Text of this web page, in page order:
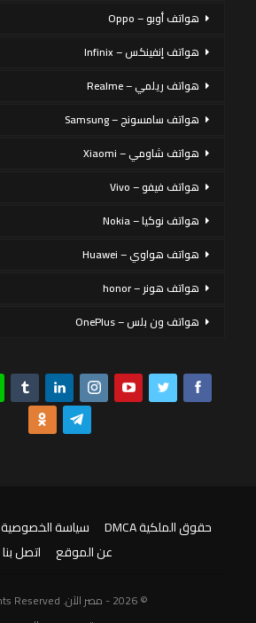
هواتف أوبو – Oppo
هواتف إنفينكس – Infinix
هواتف ريلمي – Realme
هواتف سامسونج – Samsung
هواتف شاومي – Xiaomi
هواتف فيفو – Vivo
هواتف نوكيا – Nokia
هواتف هواوي – Huawei
هواتف هونر – honor
هواتف ون بلس – OnePlus
حقوق الملكية DMCA سياسة الخصوصية
عن الموقع
اتصل بنا
© 2026 - مصر الآن. All Rights Reserved